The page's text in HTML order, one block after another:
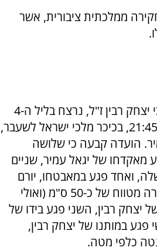
ממלכתית ציבורית, אשר
7. ועדת שמגר קבעה, כי יצחק רבין ז"ל, נרצח בליל ה-4
בנובמבר 1995, בשעה 21:45, בכיכר מלכי ישראל לשעבר,
הועדה קבעה כי שלושה
מאקדחו של יגאל עמיר, שניים
ואחד פגע במאבטחו, יורם
רובין: הקליע הראשון נורה מטווח של כ-50 ס"מ (ואולי
יצחק רבין, השני פגע בידו של
פגע במותנו של יצחק רבין,
כלפי מטה.